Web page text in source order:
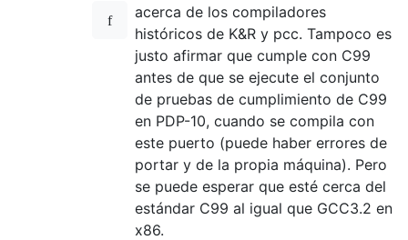
acerca de los compiladores
históricos de K&R y pcc. Tampoco es
justo afirmar que cumple con C99
antes de que se ejecute el conjunto
de pruebas de cumplimiento de C99
en PDP-10, cuando se compila con
este puerto (puede haber errores de
portar y de la propia máquina). Pero
se puede esperar que esté cerca del
estándar C99 al igual que GCC3.2 en
x86.